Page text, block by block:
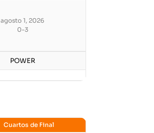
agosto 1, 2026
0-3
POWER
Cuartos de Final